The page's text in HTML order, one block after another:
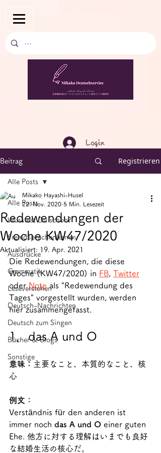
Login
Beitrag Registrieren
Alle Posts
Wusstest Du schon?
Fremdsprachenlernen
Ausdrücke
Grammatik
Leseverstehen
Deutsch-Nachrichten
Deutsch zum Singen
Bücher & Blogs
Sonstige
Alle Posts
Redewendungen der
Woche KW47/2020
Mikako Hayashi-Husel
22. Nov. 2020 5 Min. Lesezeit
Aktualisiert: 19. Apr. 2021
Die Redewendungen, die diese
Woche (KW47/2020) in FB Twitter
oder Note als "Redewendung des
Tages" vorgestellt wurden, werden
hier zusammengefasst.
1．das A und O
意味： 主要なこと、本質的なこと、核
心
例文：
Verständnis für den anderen ist
immer noch das A und O einer guten
Ehe. 他方に対する理解はいまでも良好
な結婚生活の核心だ。